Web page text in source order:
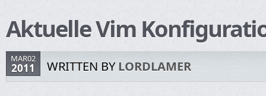
Aktuelle Vim
MAR02
2011 WRITTEN BYLORDLAMER